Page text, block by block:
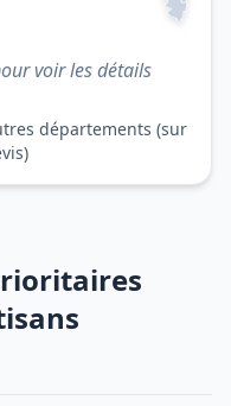
voir les détails
départements (sur